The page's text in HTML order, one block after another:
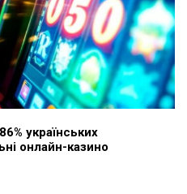
українських
онлайн-казино